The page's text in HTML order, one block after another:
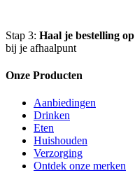
Stap 3: Haal je bestelling op
bij je afhaalpunt
Onze Producten
Aanbiedingen
Drinken
Eten
Huishouden
Verzorging
Ontdek onze merken